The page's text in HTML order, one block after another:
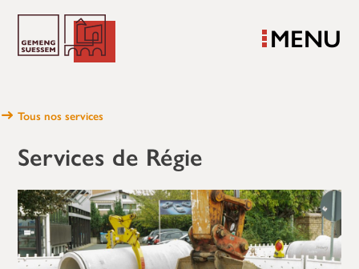
MENU
Tous nos services
Services de Régie